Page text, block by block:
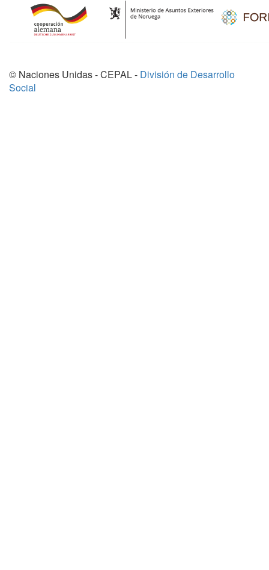
© Naciones Unidas - CEPAL - División de Desarrollo
Social